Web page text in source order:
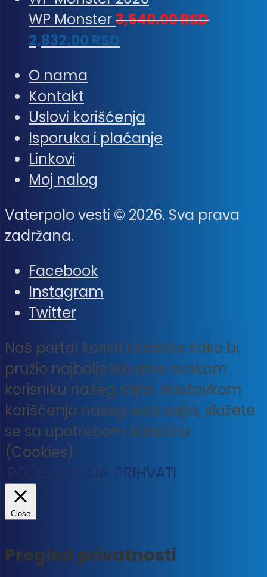
WP Monster3,540.00RSD
2,832.00 RSD
O nama
Kontakt
Uslovi korišćenja
Isporuka i plaćanje
Linkovi
Moj nalog
Vaterpolo vesti © 2026. Sva prava
zadržana.
Facebook
Instagram
Twitter
Naš portal koristi kolačiće kako bi
pružio najbolje iskustvo svakom
korisniku našeg sajta. Nastavkom
korišćenja našeg web sajta, slažete
se sa upotrebom kolačića
(Cookies).
PODEŠAVANJA PRIHVATI
Close
Pregled privatnosti